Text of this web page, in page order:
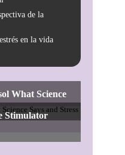
de la
en la vida